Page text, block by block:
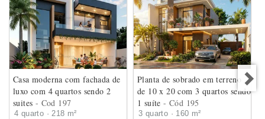
Casa moderna com fachada de
luxo com 4 quartos sendo 2
suites - Cod 197
4 quarto · 218 m²
Planta de sobrado em terreno
de 10 x 20 com 3 quartos sendo
1 suíte- Cód 195
3 quarto · 160 m²